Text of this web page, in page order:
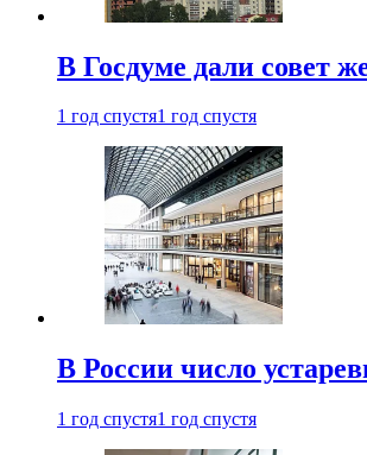
В Госдуме дали совет
1 год спустя1 год спустя
В России число
1 год спустя1 год спустя